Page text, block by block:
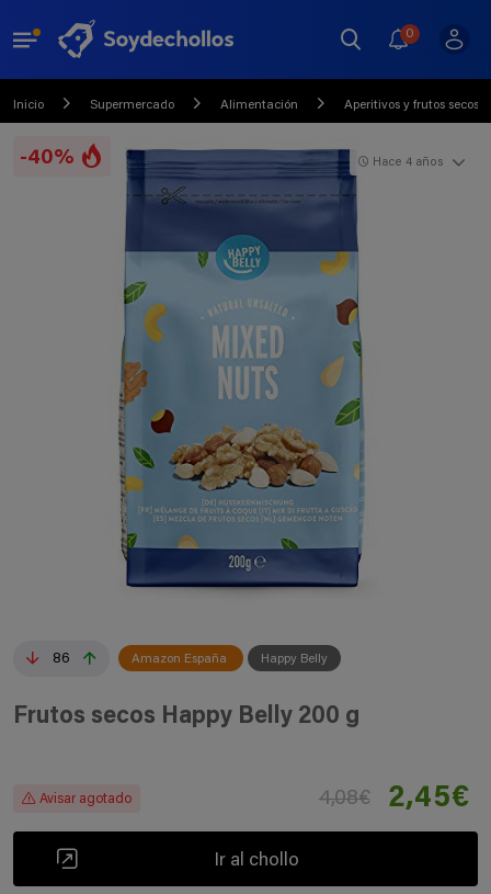
0
Inicio Supermercado Alimentación Aperitivos y frutos secos
-40%
86 Amazon España Happy Belly
Hace 4 años
Frutos secos Happy Belly 200 g
Avisar agotado 4,08€ 2,45€
Ir al chollo